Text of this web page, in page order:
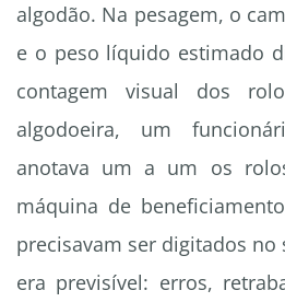
algodão. Na pesagem, o
e o peso líquido estimado
contagem visual dos
algodoeira, um
anotava um a um os
máquina de
precisavam ser digitados no
era previsível: erros,